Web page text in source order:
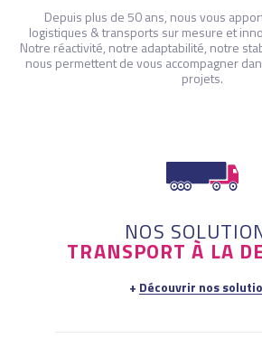
Depuis plus de 50 ans, nous vous
logistiques & transports sur mesure et
Notre réactivité, notre adaptabilité, notre
nous permettent de vous accompagner
projets.
NOS
TRANSPORT À LA
Découvrir nos